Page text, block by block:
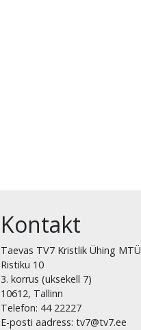
Kontakt
Taevas TV7 Kristlik Ühing MTÜ
Ristiku 10
3. korrus (uksekell 7)
10612, Tallinn
Telefon: 44 22227
E-posti aadress: tv7@tv7.ee